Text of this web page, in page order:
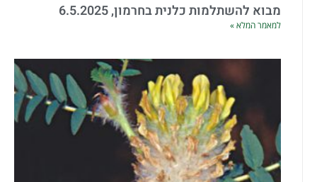
מבוא להשתלמות כלנית בחרמון, 6.5.2025
למאמר המלא »